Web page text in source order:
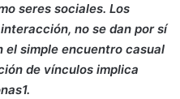
seres sociales. Los
no se dan por sí
el simple encuentro casual
de vínculos implica